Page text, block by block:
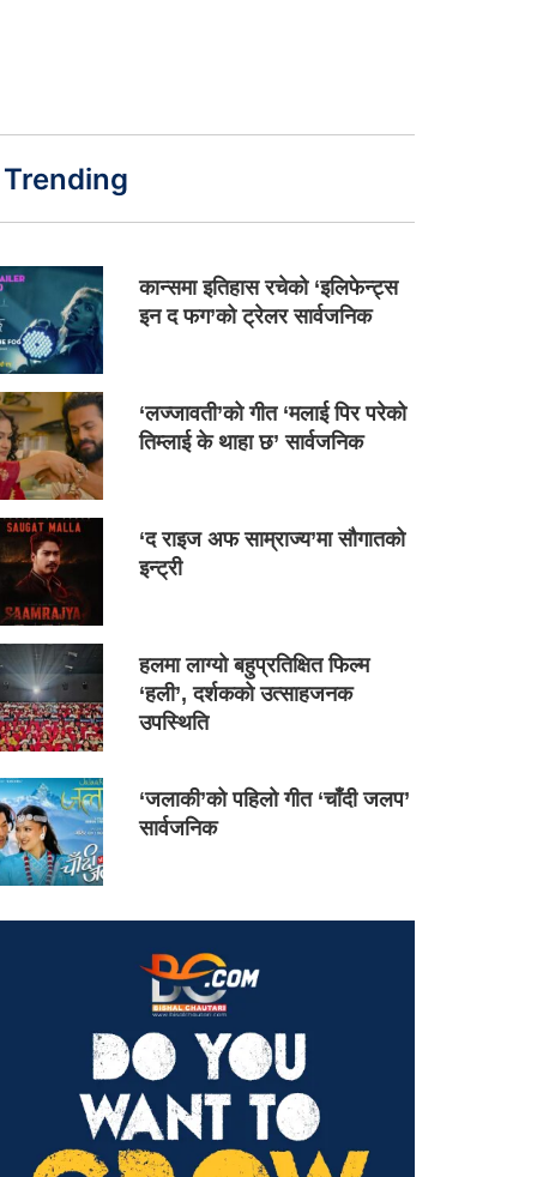
Trending
कान्समा इतिहास रचेको ‘इलिफेन्ट्स
इन द फग’को ट्रेलर सार्वजनिक
‘लज्जावती’को गीत ‘मलाई पिर परेको
तिम्लाई के थाहा छ’ सार्वजनिक
‘द राइज अफ साम्राज्य’मा सौगातको
इन्ट्री
हलमा लाग्यो बहुप्रतिक्षित फिल्म
‘हली’, दर्शकको उत्साहजनक
उपस्थिति
‘जलाकी’को पहिलो गीत ‘चाँदी जलप’
सार्वजनिक